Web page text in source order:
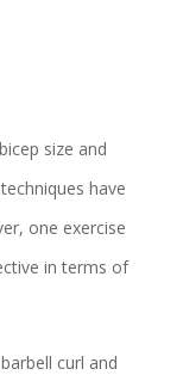
size and
have
one exercise
in terms of
curl and